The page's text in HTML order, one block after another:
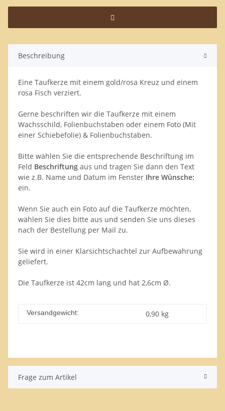
Beschreibung
Eine Taufkerze mit einem gold/rosa Kreuz und einem
rosa Fisch verziert.
Gerne beschriften wir die Taufkerze mit einem
Wachsschild, Folienbuchstaben oder einem Foto (Mit
einer Schiebefolie) & Folienbuchstaben.
Bitte wählen Sie die entsprechende Beschriftung im
Feld Beschriftung aus und tragen Sie dann den Text
wie z.B. Name und Datum im Fenster Ihre Wünsche:
ein.
Wenn Sie auch ein Foto auf die Taufkerze möchten,
wählen Sie dies bitte aus und senden Sie uns dieses
nach der Bestellung per Mail zu.
Sie wird in einer Klarsichtschachtel zur Aufbewahrung
geliefert.
Die Taufkerze ist 42cm lang und hat 2,6cm Ø.
Versandgewicht: 0,90 kg
Frage zum Artikel